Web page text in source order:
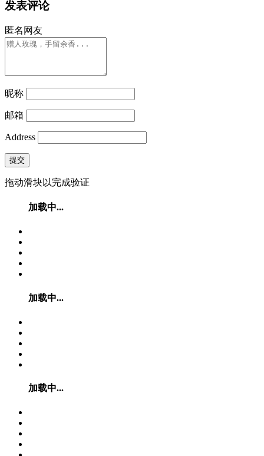
发表评论
匿名网友
昵称
邮箱
Address
提交
拖动滑块以完成验证
加载中...
加载中...
加载中...